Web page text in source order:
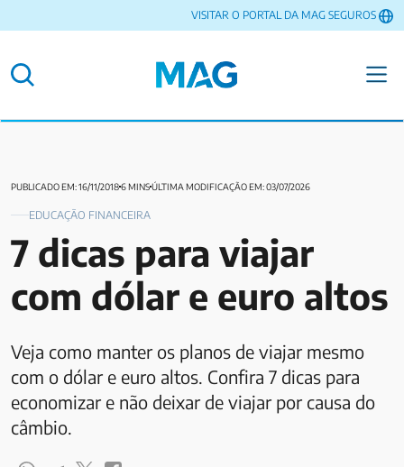
VISITAR O PORTAL DA MAG SEGUROS
PUBLICADO EM: 16/11/20186 MINSÚLTIMA MODIFICAÇÃO EM: 03/07/2026
EDUCAÇÃO FINANCEIRA
7 dicas para viajar
com dólar e euro altos
Veja como manter os planos de viajar mesmo
com o dólar e euro altos. Confira 7 dicas para
economizar e não deixar de viajar por causa do
câmbio.